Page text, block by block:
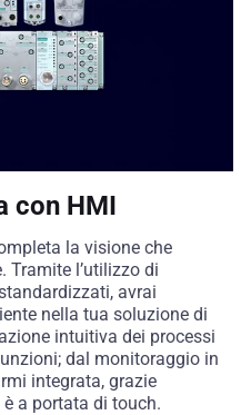
con HMI
la visione che
Tramite l’utilizzo di
avrai
nella tua soluzione di
intuitiva dei processi
dal monitoraggio in
integrata, grazie
a portata di touch.